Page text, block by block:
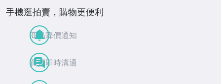
手機逛拍賣，購物更便利
商品降價通知
買賣即時溝通